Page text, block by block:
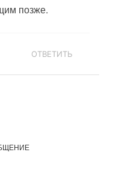
позже.
ОТВЕТИТЬ